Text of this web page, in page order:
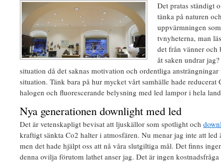
Det pratas ständigt
tänka på naturen
uppvärmningen
tvnyheterna, man
det från vänner och
åt saken undrar
situation då det saknas motivation och ordentliga
situation. Tänk bara på hur mycket vårt samhälle hade reducerat
halogen och fluorescerande belysning med led lampor i hela
Nya generationen downlight med led
Det är vetenskapligt bevisat att ljuskällor som spotlight och
kraftigt sänkta Co2 halter i atmosfären. Nu menar jag inte att
men det hade hjälpt oss att nå våra slutgiltiga mål. Det finns
denna ovilja förutom lathet anser jag. Det är ingen